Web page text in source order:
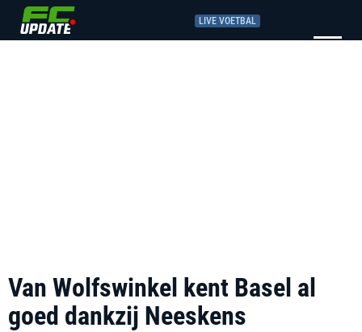
LIVE VOETBAL
Van Wolfswinkel kent Basel al
goed dankzij Neeskens